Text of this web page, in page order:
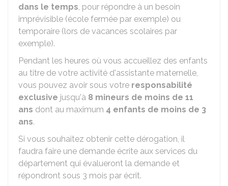
dans le temps, pour répondre à un besoin
imprévisible (école fermée par exemple) ou
temporaire (lors de vacances scolaires par
exemple).
Pendant les heures où vous accueillez des enfants
au titre de votre activité d'assistante maternelle,
vous pouvez avoir sous votre responsabilité
exclusive jusqu'à 8 mineurs de moins de 11
ans dont au maximum 4 enfants de moins de 3
ans.
Si vous souhaitez obtenir cette dérogation, il
faudra faire une demande écrite aux services du
département qui évalueront la demande et
répondront sous 3 mois par écrit.